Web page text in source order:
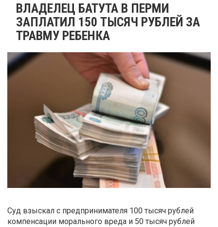
ВЛАДЕЛЕЦ БАТУТА В ПЕРМИ
ЗАПЛАТИЛ 150 ТЫСЯЧ РУБЛЕЙ ЗА
ТРАВМУ РЕБЕНКА
Суд взыскал с предпринимателя 100 тысяч рублей
компенсации морального вреда и 50 тысяч рублей